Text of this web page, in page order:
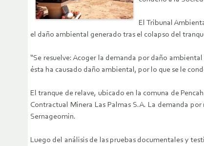
El Tribunal
el daño ambiental generado tras el colapso del
“Se resuelve: Acoger la demanda por daño
ésta ha causado daño ambiental, por lo que se le
El tranque de relave, ubicado en la comuna de
Contractual Minera Las Palmas S.A. La demanda
Sernageomin.
Luego del análisis de las pruebas documentales y